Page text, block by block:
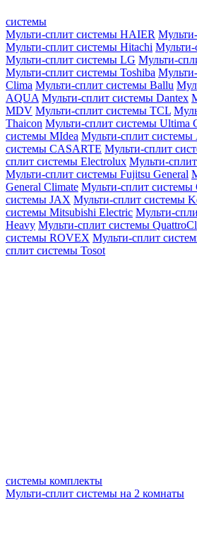
системы
Мульти-сплит системы HAIER
Мульти-сплит системы Hitachi Мульти-
Мульти-сплит системы LG Мульти-
Мульти-сплит системы Toshiba
Clima Мульти-сплит системы Ballu
AQUA Мульти-сплит системы Dantex
MDV Мульти-сплит системы TCL
Thaicon Мульти-сплит системы Ultima
системы MIdea Мульти-сплит
системы CASARTE Мульти-сплит
сплит системы Electrolux Мульти-
Мульти-сплит системы Fujitsu General
General Climate Мульти-сплит системы
системы JAX Мульти-сплит системы
системы Mitsubishi Electric Мульти-
Heavy Мульти-сплит системы
системы ROVEX Мульти-сплит
сплит системы Tosot
системы комплекты
Мульти-сплит системы на 2 комнаты